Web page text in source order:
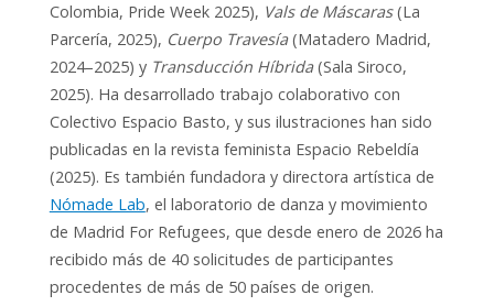
Colombia, Pride Week 2025), Vals de Máscaras(La
Parcería, 2025), Cuerpo Travesía(Matadero Madrid,
2024–2025) y Transducción Híbrida(Sala Siroco,
2025). Ha desarrollado trabajo colaborativo con
Colectivo Espacio Basto, y sus ilustraciones han sido
publicadas en la revista feminista Espacio Rebeldía
(2025). Es también fundadora y directora artística de
Nómade Lab, el laboratorio de danza y movimiento
de Madrid For Refugees, que desde enero de 2026 ha
recibido más de 40 solicitudes de participantes
procedentes de más de 50 países de origen.